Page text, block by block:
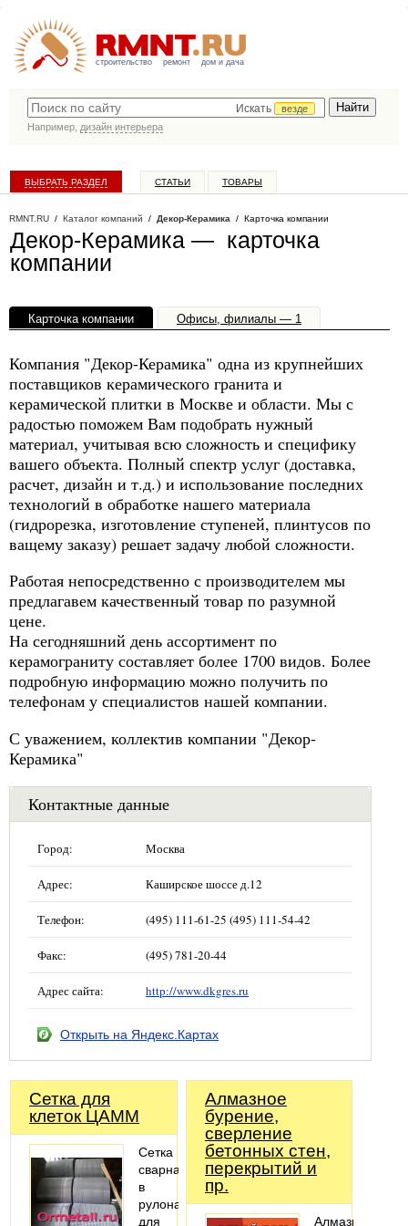
строительство ремонт дом и дача
Искать
везде
Например, дизайн интерьера
ВЫБРАТЬ РАЗДЕЛ СТАТЬИ ТОВАРЫ
RMNT.RU / Каталог компаний / Декор-Керамика / Карточка компании
Декор-Керамика — карточка
компании
Карточка компании Офисы, филиалы — 1
Компания "Декор-Керамика" одна из крупнейших
поставщиков керамического гранита и
керамической плитки в Москве и области. Мы с
радостью поможем Вам подобрать нужный
материал, учитывая всю сложность и специфику
вашего объекта. Полный спектр услуг (доставка,
расчет, дизайн и т.д.) и использование последних
технологий в обработке нашего материала
(гидрорезка, изготовление ступеней, плинтусов по
ващему заказу) решает задачу любой сложности.
Работая непосредственно с производителем мы
предлагавем качественный товар по разумной
цене.
На сегодняшний день ассортимент по
керамограниту составляет более 1700 видов. Более
подробную информацию можно получить по
телефонам у специалистов нашей компании.
С уважением, коллектив компании "Декор-
Керамика"
Контактные данные
Город: Москва
Адрес: Каширское шоссе д.12
Телефон: (495) 111-61-25 (495) 111-54-42
Факс: (495) 781-20-44
Адрес сайта: http://www.dkgres.ru
Открыть на Яндекс.Картах
Сетка для
клеток ЦАММ
Сетка
сварная
в
рулонах
для
Алмазное
бурение,
cверление
бетонных стен,
перекрытий и
пр.
Алмазное